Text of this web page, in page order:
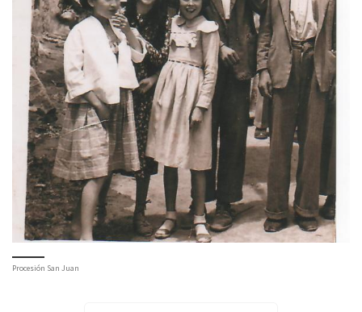
Procesión San Juan